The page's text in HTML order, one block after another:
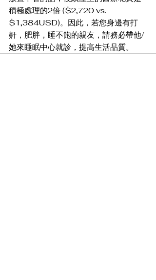
積極處理的2倍 ($2,720 vs.
$1,384USD)。因此，若您身邊有打
鼾，肥胖，睡不飽的親友，請務必帶他/
她來睡眠中心就診，提高生活品質。